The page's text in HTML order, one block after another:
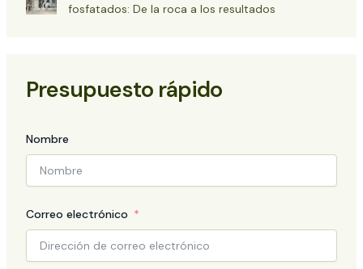
fosfatados: De la roca a los resultados
Presupuesto rápido
Nombre
Correo electrónico